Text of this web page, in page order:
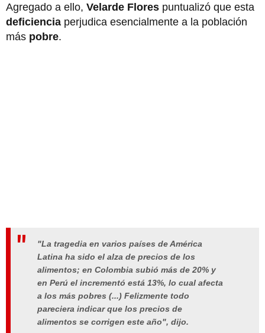
Agregado a ello, Velarde Flores puntualizó que esta
deficiencia perjudica esencialmente a la población
más pobre.
"La tragedia en varios países de América
Latina ha sido el alza de precios de los
alimentos; en Colombia subió más de 20% y
en Perú el incrementó está 13%, lo cual afecta
a los más pobres (...) Felizmente todo
pareciera indicar que los precios de
alimentos se corrigen este año", dijo.